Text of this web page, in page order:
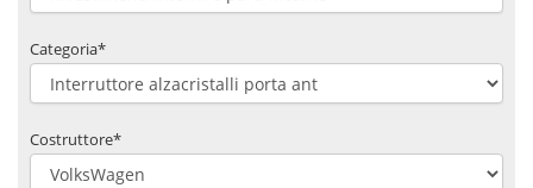
Categoria*
Costruttore*